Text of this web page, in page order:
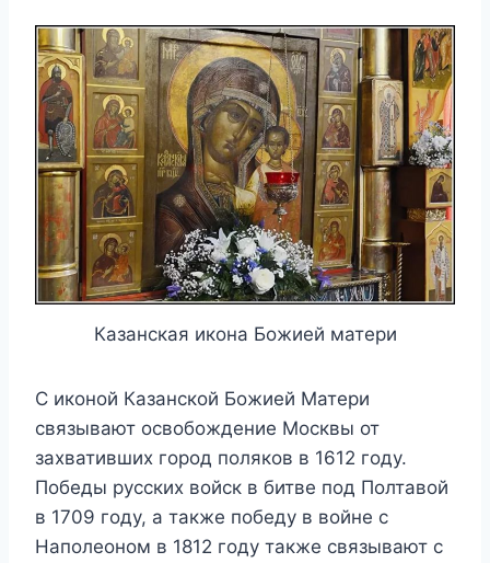
Казанская икона Божией матери
С иконой Казанской Божией Матери
связывают освобождение Москвы от
захвативших город поляков в 1612 году.
Победы русских войск в битве под Полтавой
в 1709 году, а также победу в войне с
Наполеоном в 1812 году также связывают с